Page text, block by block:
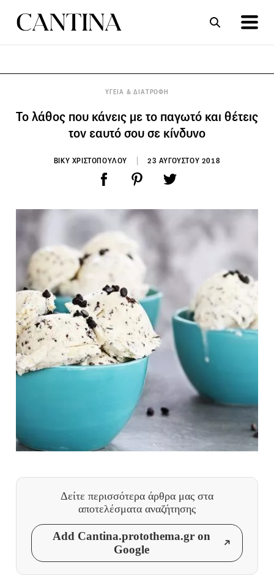
ΥΓΕΙΑ & ΔΙΑΤΡΟΦΗ
Το λάθος που κάνεις με το παγωτό και θέτεις
τον εαυτό σου σε κίνδυνο
ΒΙΚΥ ΧΡΙΣΤΟΠΟΥΛΟΥ 23 ΑΥΓΟΥΣΤΟΥ 2018
Δείτε περισσότερα άρθρα μας στα
αποτελέσματα αναζήτησης
Add Cantina.protothema.gr on
Google